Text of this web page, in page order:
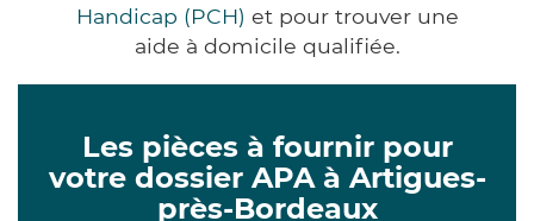
Handicap (PCH) et pour trouver une
aide à domicile qualifiée.
Les pièces à fournir pour
votre dossier APA à Artigues-
près-Bordeaux